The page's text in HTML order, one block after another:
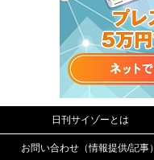
日刊サイゾーとは
お問い合わせ（情報提供/記事）